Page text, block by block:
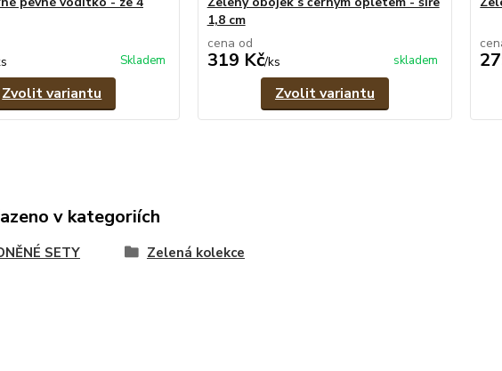
Skladem
Zvolit variantu
1,8 cm
cena od
319 Kč/ks skladem
Zvolit variantu
v kategoriích
SETY Zelená kolekce